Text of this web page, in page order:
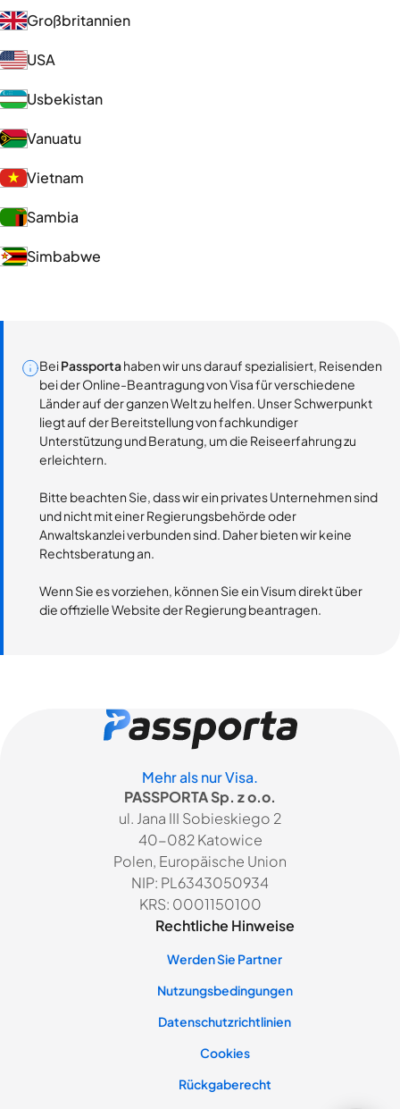
Großbritannien
USA
Usbekistan
Vanuatu
Vietnam
Sambia
Simbabwe
BeiPassportahaben wir uns darauf spezialisiert, Reisenden
bei der Online-Beantragung von Visa für verschiedene
Länder auf der ganzen Welt zu helfen. Unser Schwerpunkt
liegt auf der Bereitstellung von fachkundiger
Unterstützung und Beratung, um die Reiseerfahrung zu
erleichtern.
Bitte beachten Sie, dass wir ein privates Unternehmen sind
und nicht mit einer Regierungsbehörde oder
Anwaltskanzlei verbunden sind. Daher bieten wir keine
Rechtsberatung an.
Wenn Sie es vorziehen, können Sie ein Visum direkt über
die offizielle Website der Regierung beantragen.
Mehr als nur Visa.
PASSPORTA Sp. z o.o.
ul. Jana III Sobieskiego 2
40-082 Katowice
Polen, Europäische Union
NIP: PL6343050934
KRS: 0001150100
Rechtliche Hinweise
Werden Sie Partner
Nutzungsbedingungen
Datenschutzrichtlinien
Cookies
Rückgaberecht